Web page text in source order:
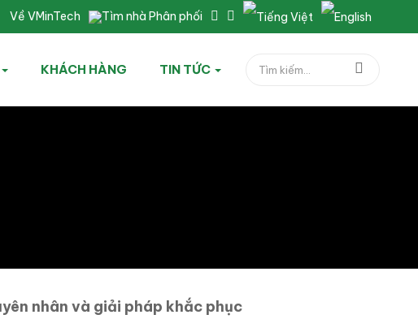
Về VMinTech Tìm nhà Phân phối
KHÁCH HÀNG TIN TỨC
nhân và giải pháp khắc phục